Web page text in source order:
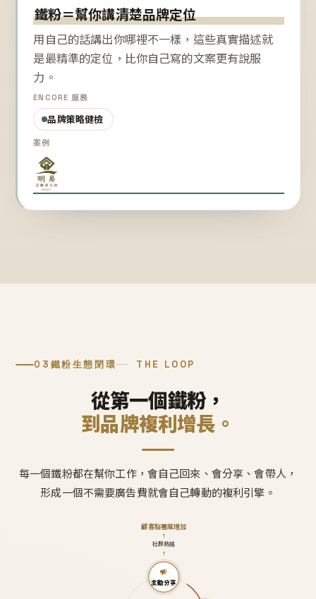
鐵粉＝幫你講清楚品牌定位
用自己的話講出你哪裡不一樣，這些真實描述就
是最精準的定位，比你自己寫的文案更有說服
力。
ENCORE 服務
品牌策略健檢
案例
03 鐵粉生態閉環 THE LOOP
從第一個鐵粉，
到品牌複利增長。
每一個鐵粉都在幫你工作，會自己回來、會分享、會帶人，
形成一個不需要廣告費就會自己轉動的複利引擎。
主動分享
↑
社群熱絡
↑
顧客黏著度增加